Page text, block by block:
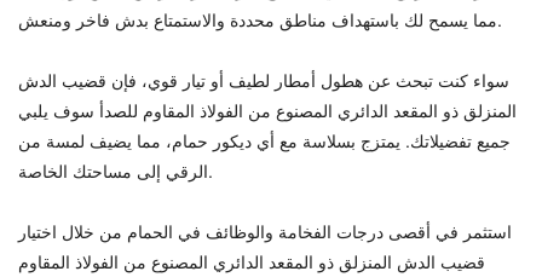
مما يسمح لك باستهداف مناطق محددة والاستمتاع بدش فاخر ومنعش.
سواء كنت تبحث عن هطول أمطار لطيف أو تيار قوي، فإن قضيب الدش
المنزلق ذو المقعد الدائري المصنوع من الفولاذ المقاوم للصدأ سوف يلبي
جميع تفضيلاتك. يمتزج بسلاسة مع أي ديكور حمام، مما يضيف لمسة من
الرقي إلى مساحتك الخاصة.
استثمر في أقصى درجات الفخامة والوظائف في الحمام من خلال اختيار
قضيب الدش المنزلق ذو المقعد الدائري المصنوع من الفولاذ المقاوم